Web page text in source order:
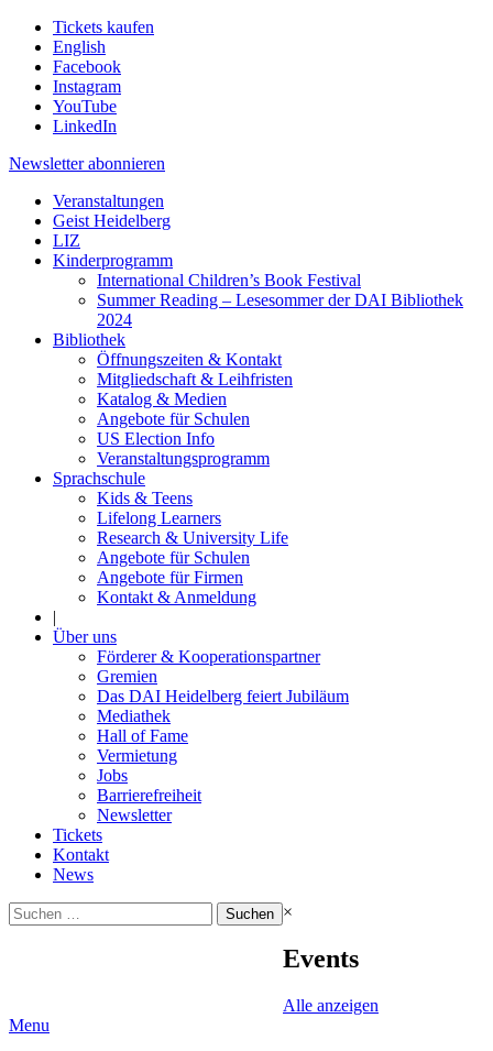
Tickets kaufen
English
Facebook
Instagram
YouTube
LinkedIn
Newsletter abonnieren
Veranstaltungen
Geist Heidelberg
LIZ
Kinderprogramm
International Children’s Book Festival
Summer Reading – Lesesommer der DAI Bibliothek
2024
Bibliothek
Öffnungszeiten & Kontakt
Mitgliedschaft & Leihfristen
Katalog & Medien
Angebote für Schulen
US Election Info
Veranstaltungsprogramm
Sprachschule
Kids & Teens
Lifelong Learners
Research & University Life
Angebote für Schulen
Angebote für Firmen
Kontakt & Anmeldung
|
Über uns
Förderer & Kooperationspartner
Gremien
Das DAI Heidelberg feiert Jubiläum
Mediathek
Hall of Fame
Vermietung
Jobs
Barrierefreiheit
Newsletter
Tickets
Kontakt
News
Suchen
nach:
×
Events
Alle anzeigen
Menu